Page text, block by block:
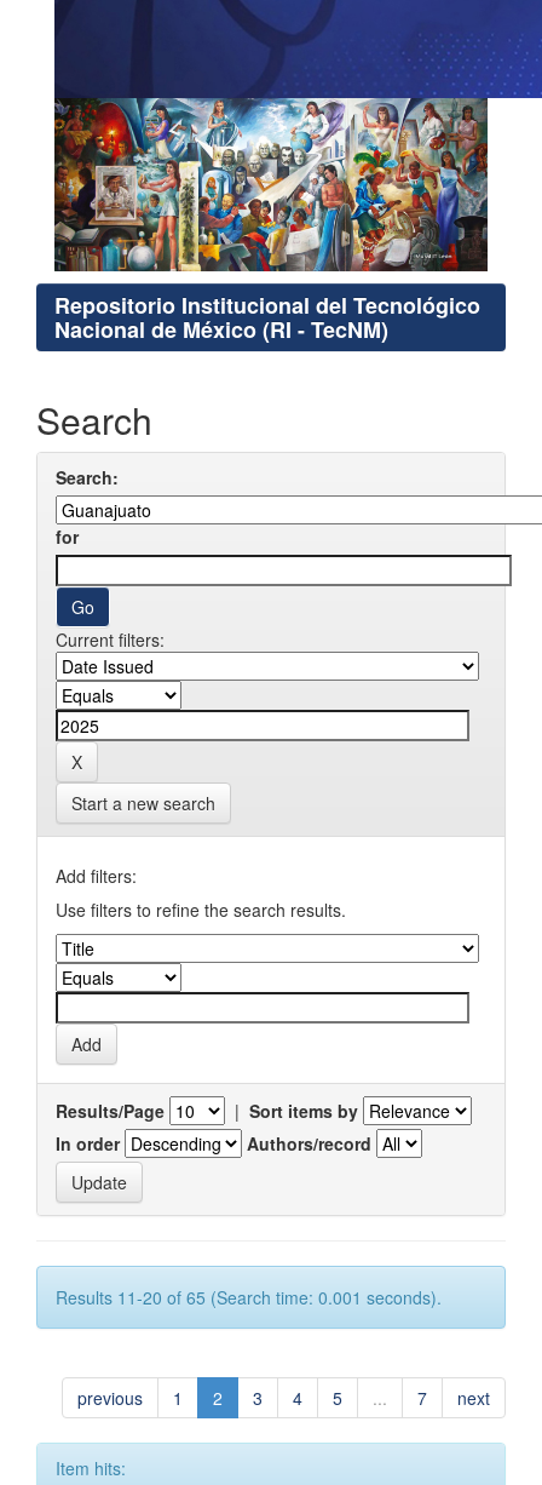
Repositorio Institucional del Tecnológico
Nacional de México (RI - TecNM)
Search
Search:
for
Current filters:
Start a new search
Add filters:
Use filters to refine the search results.
Results/Page | Sort items by
In order
Authors/record
Results 11-20 of 65 (Search time: 0.001 seconds).
previous 1 2 3 4 5 ... 7 next
Item hits: